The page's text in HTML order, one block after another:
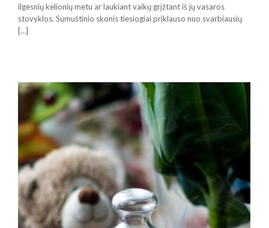
ilgesnių kelionių metu ar laukiant vaikų grįžtant iš jų vasaros
stovyklos. Sumuštinio skonis tiesiogiai priklauso nuo svarbiausių
[…]